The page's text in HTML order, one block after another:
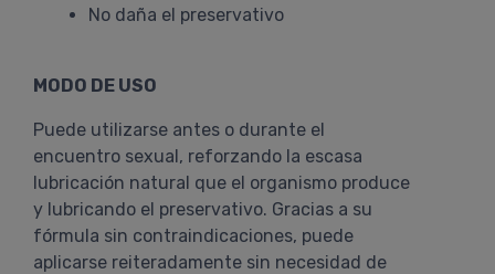
No daña el preservativo
MODO DE USO
Puede utilizarse antes o durante el
encuentro sexual, reforzando la escasa
lubricación natural que el organismo produce
y lubricando el preservativo. Gracias a su
fórmula sin contraindicaciones, puede
aplicarse reiteradamente sin necesidad de